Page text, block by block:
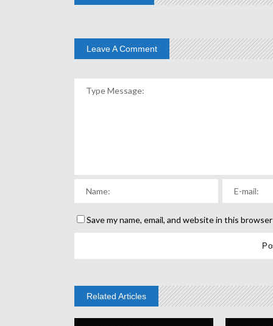
Leave A Comment
Save my name, email, and website in this
Related Articles